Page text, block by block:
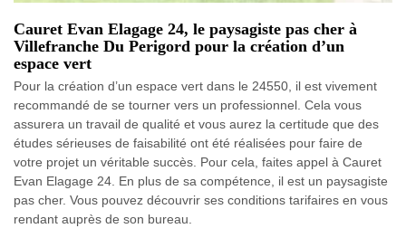
Cauret Evan Elagage 24, le paysagiste pas cher à
Villefranche Du Perigord pour la création d’un
espace vert
Pour la création d’un espace vert dans le 24550, il est vivement
recommandé de se tourner vers un professionnel. Cela vous
assurera un travail de qualité et vous aurez la certitude que des
études sérieuses de faisabilité ont été réalisées pour faire de
votre projet un véritable succès. Pour cela, faites appel à Cauret
Evan Elagage 24. En plus de sa compétence, il est un paysagiste
pas cher. Vous pouvez découvrir ses conditions tarifaires en vous
rendant auprès de son bureau.